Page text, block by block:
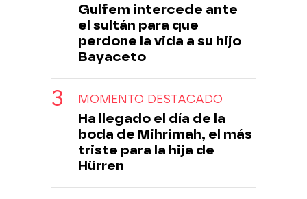
Gulfem intercede ante
el sultán para que
perdone la vida a su hijo
Bayaceto
MOMENTO DESTACADO
Ha llegado el día de la
boda de Mihrimah, el más
triste para la hija de
Hürren